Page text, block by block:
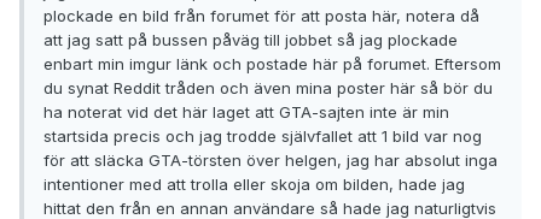
plockade en bild från forumet för att posta här, notera då
att jag satt på bussen påväg till jobbet så jag plockade
enbart min imgur länk och postade här på forumet. Eftersom
du synat Reddit tråden och även mina poster här så bör du
ha noterat vid det här laget att GTA-sajten inte är min
startsida precis och jag trodde självfallet att 1 bild var nog
för att släcka GTA-törsten över helgen, jag har absolut inga
intentioner med att trolla eller skoja om bilden, hade jag
hittat den från en annan användare så hade jag naturligtvis